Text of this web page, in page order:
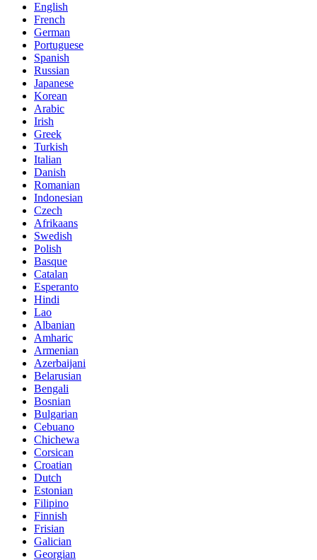
English
French
German
Portuguese
Spanish
Russian
Japanese
Korean
Arabic
Irish
Greek
Turkish
Italian
Danish
Romanian
Indonesian
Czech
Afrikaans
Swedish
Polish
Basque
Catalan
Esperanto
Hindi
Lao
Albanian
Amharic
Armenian
Azerbaijani
Belarusian
Bengali
Bosnian
Bulgarian
Cebuano
Chichewa
Corsican
Croatian
Dutch
Estonian
Filipino
Finnish
Frisian
Galician
Georgian